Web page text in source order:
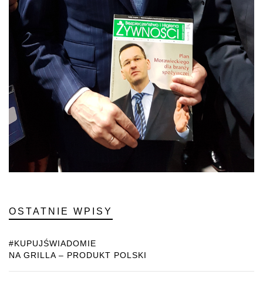
OSTATNIE WPISY
#KUPUJŚWIADOMIE
NA GRILLA – PRODUKT POLSKI